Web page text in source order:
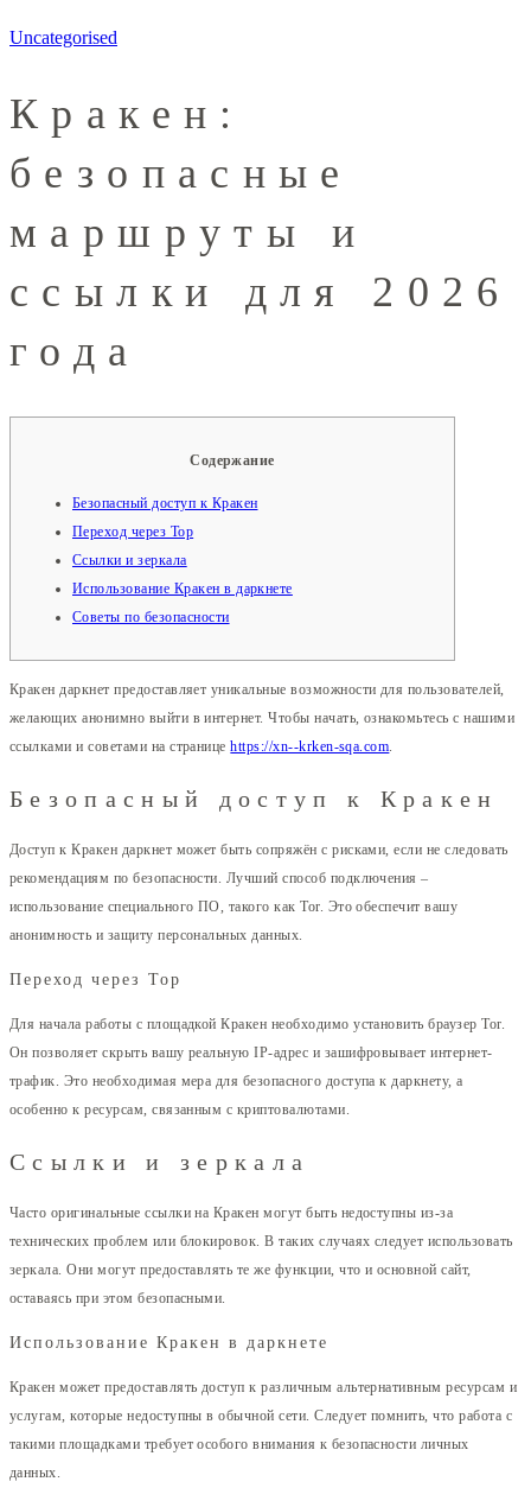
Uncategorised
Кракен:
безопасные
маршруты и
ссылки для 2026
года
Содержание
Безопасный доступ к Кракен
Переход через Тор
Ссылки и зеркала
Использование Кракен в даркнете
Советы по безопасности
Кракен даркнет предоставляет уникальные возможности для пользователей,
желающих анонимно выйти в интернет. Чтобы начать, ознакомьтесь с нашими
ссылками и советами на страницеhttps://xn--krken-sqa.com.
Безопасный доступ к Кракен
Доступ к Кракен даркнет может быть сопряжён с рисками, если не следовать
рекомендациям по безопасности. Лучший способ подключения –
использование специального ПО, такого как Tor. Это обеспечит вашу
анонимность и защиту персональных данных.
Переход через Тор
Для начала работы с площадкой Кракен необходимо установить браузер Tor.
Он позволяет скрыть вашу реальную IP-адрес и зашифровывает интернет-
трафик. Это необходимая мера для безопасного доступа к даркнету, а
особенно к ресурсам, связанным с криптовалютами.
Ссылки и зеркала
Часто оригинальные ссылки на Кракен могут быть недоступны из-за
технических проблем или блокировок. В таких случаях следует использовать
зеркала. Они могут предоставлять те же функции, что и основной сайт,
оставаясь при этом безопасными.
Использование Кракен в даркнете
Кракен может предоставлять доступ к различным альтернативным ресурсам и
услугам, которые недоступны в обычной сети. Следует помнить, что работа с
такими площадками требует особого внимания к безопасности личных
данных.